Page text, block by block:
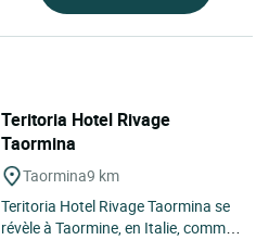
Teritoria Hotel Rivage
Taormina
Taormina9 km
Teritoria Hotel Rivage Taormina se
révèle à Taormine, en Italie, comme